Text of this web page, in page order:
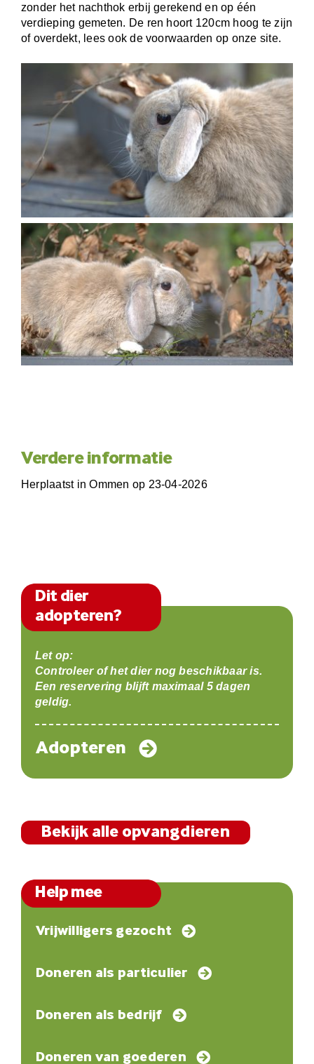
zonder het nachthok erbij gerekend en op één
verdieping gemeten. De ren hoort 120cm hoog te zijn
of overdekt, lees ook de voorwaarden op onze site.
Verdere informatie
Herplaatst in Ommen op 23-04-2026
Dit dier
adopteren?
Let op:
Controleer of het dier nog beschikbaar is.
Een reservering blijft maximaal 5 dagen
geldig.
Adopteren
Bekijk alle opvangdieren
Help mee
Vrijwilligers gezocht
Doneren als particulier
Doneren als bedrijf
Doneren van goederen